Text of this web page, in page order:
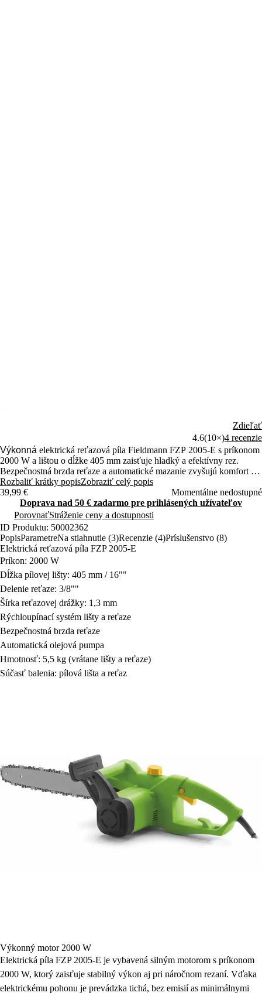
Zdieľať
4.6(10×)4 recenzie
Výkonná elektrická reťazová píla Fieldmann FZP 2005-E s príkonom
2000 W a lištou o dĺžke 405 mm zaisťuje hladký a efektívny rez.
Bezpečnostná brzda reťaze a automatické mazanie zvyšujú komfort aj
bezpečnosť práce. Rýchloupínací Quick Tighten systém umožňuje
jednoduchú údržbu bez náradia.
Rozbaliť krátky popisZobraziť celý popis
39,99 €
Momentálne nedostupné
Doprava nad 50 € zadarmo pre prihlásených užívateľov
PorovnaťStráženie ceny a dostupnosti
ID Produktu: 50002362
PopisParametreNa stiahnutie (3)Recenzie (4)Príslušenstvo (8)
Elektrická reťazová píla FZP 2005-E
Príkon: 2000 W
Dĺžka pílovej lišty: 405 mm / 16""
Delenie reťaze: 3/8""
Šírka reťazovej drážky: 1,3 mm
Rýchloupínací systém lišty a reťaze
Bezpečnostná brzda reťaze
Automatická olejová pumpa
Hmotnosť: 5,5 kg (vrátane lišty a reťaze)
Súčasť balenia: pílová lišta a reťaz
Výkonný motor 2000 W
Elektrická píla FZP 2005-E je vybavená silným motorom s príkonom
2000 W, ktorý zaisťuje stabilný výkon aj pri náročnom rezaní. Vďaka
elektrickému pohonu je prevádzka tichá, bez emisií as minimálnymi